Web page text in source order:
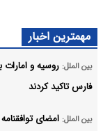
مهمترین اخبار
بین الملل: روسیه و
فارس تاکید کردند
بین الملل: امضای